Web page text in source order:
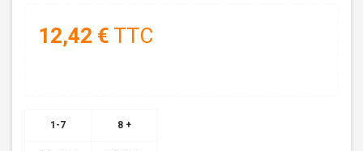
12,42 € TTC
1-7 8 +